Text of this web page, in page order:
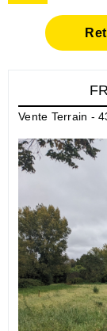
Vente Terrain -